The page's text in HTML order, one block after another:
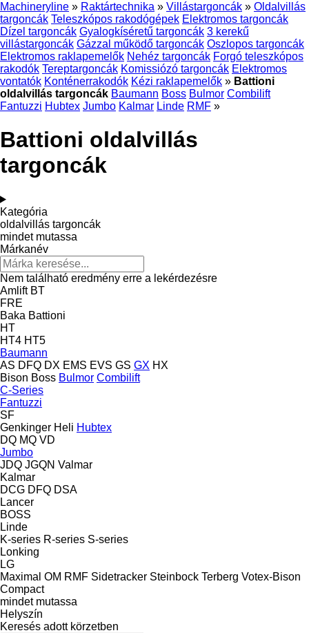
Machineryline » Raktártechnika » Villástargoncák » Oldalvillás
targoncák Teleszkópos rakodógépek Elektromos targoncák
Dízel targoncák Gyalogkíséretű targoncák 3 kerekű
villástargoncák Gázzal működő targoncák Oszlopos targoncák
Elektromos raklapemelők Nehéz targoncák Forgó teleszkópos
rakodók Tereptargoncák Komissiózó targoncák Elektromos
vontatók Konténerrakodók Kézi raklapemelők » Battioni
oldalvillás targoncák Baumann Boss Bulmor Combilift
Fantuzzi Hubtex Jumbo Kalmar Linde RMF »
Battioni oldalvillás
targoncák
Kategória
oldalvillás targoncák
mindet mutassa
Márkanév
Nem található eredmény erre a lekérdezésre
Amlift BT
FRE
Baka Battioni
HT
HT4 HT5
Baumann
AS DFQ DX EMS EVS GS GX HX
Bison Boss Bulmor Combilift
C-Series
Fantuzzi
SF
Genkinger Heli Hubtex
DQ MQ VD
Jumbo
JDQ JGQN Valmar
Kalmar
DCG DFQ DSA
Lancer
BOSS
Linde
K-series R-series S-series
Lonking
LG
Maximal OM RMF Sidetracker Steinbock Terberg Votex-Bison
Compact
mindet mutassa
Helyszín
Keresés adott körzetben